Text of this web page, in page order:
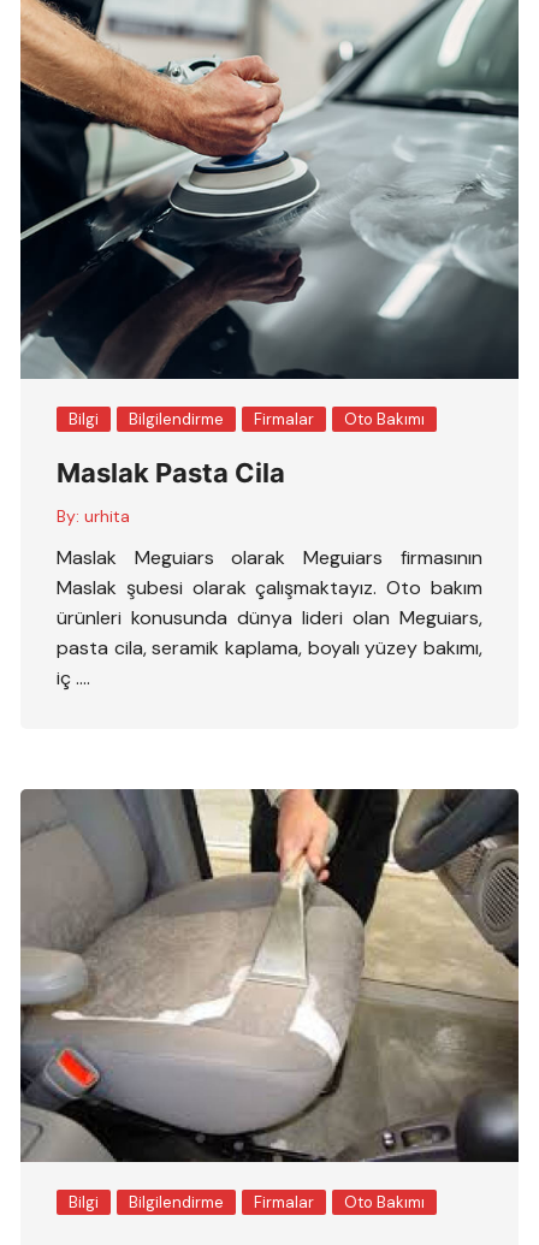
Bilgi Bilgilendirme Firmalar Oto Bakımı
Maslak Pasta Cila
By: urhita
Maslak Meguiars olarak Meguiars firmasının
Maslak şubesi olarak çalışmaktayız. Oto bakım
ürünleri konusunda dünya lideri olan Meguiars,
pasta cila, seramik kaplama, boyalı yüzey bakımı,
iç ….
Bilgi Bilgilendirme Firmalar Oto Bakımı